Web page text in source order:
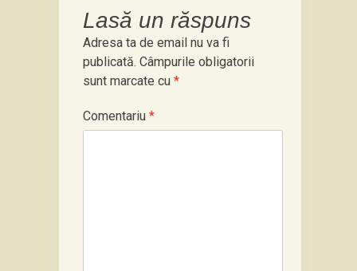
Lasă un răspuns
Adresa ta de email nu va fi
publicată. Câmpurile obligatorii
sunt marcate cu *
Comentariu *